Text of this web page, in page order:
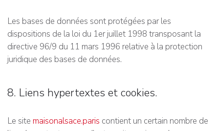
Les bases de données sont protégées par les
dispositions de la loi du 1er juillet 1998 transposant la
directive 96/9 du 11 mars 1996 relative à la protection
juridique des bases de données.
8. Liens hypertextes et cookies.
Le site maisonalsace.paris contient un certain nombre de